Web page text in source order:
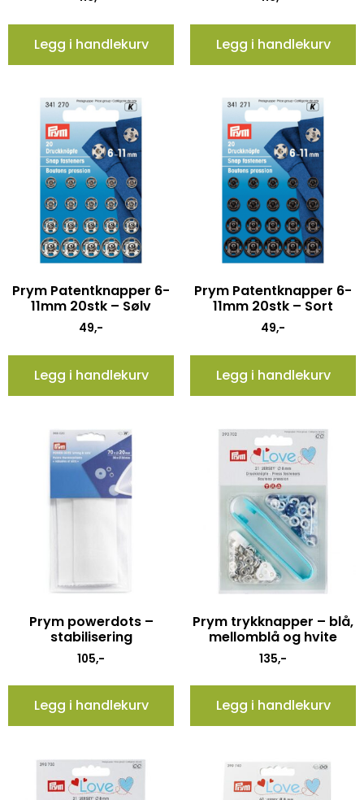
Legg i handlekurv Legg i handlekurv
Prym Patentknapper 6-
11mm 20stk – Sølv
49,-
Legg i handlekurv
Prym Patentknapper 6-
11mm 20stk – Sort
49,-
Legg i handlekurv
Prym powerdots –
stabilisering
105,-
Legg i handlekurv
Prym trykknapper – blå,
mellomblå og hvite
135,-
Legg i handlekurv